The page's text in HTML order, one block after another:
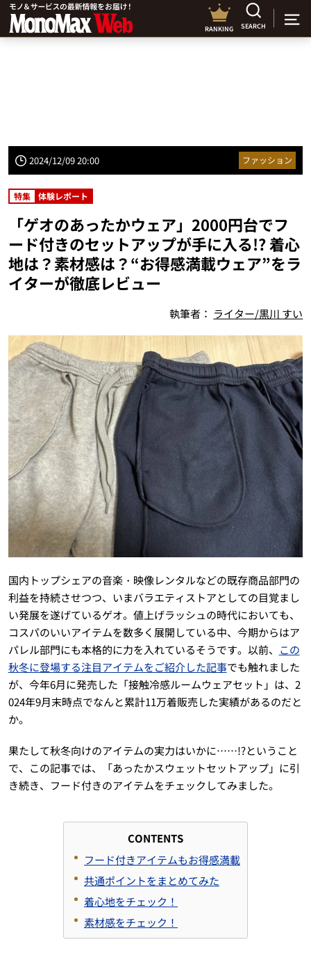
RANKING SEARCH
2024/12/09 20:00 ファッション
特集 体験レポート
「ゲオのあったかウェア」2000円台でフ
ード付きのセットアップが手に入る!? 着心
地は？素材感は？“お得感満載ウェア”をラ
イターが徹底レビュー
執筆者： ライター/黒川 すい
国内トップシェアの音楽・映像レンタルなどの既存商品部門の
利益を持続させつつ、いまバラエティストアとしての目覚まし
い発展を遂げているゲオ。値上げラッシュの時代においても、
コスパのいいアイテムを数多く展開している中、今期からはア
パレル部門にも本格的に力を入れているそうです。以前、
この
秋冬に登場する注目アイテムをご紹介した記事でも触れました
が、今年6月に発売した「接触冷感ルームウェアセット」は、2
024年9月末時点でなんと累計11万着販売した実績があるのだと
か。
果たして秋冬向けのアイテムの実力はいかに……!?ということ
で、この記事では、「あったかスウェットセットアップ」に引
き続き、フード付きのアイテムをチェックしてみました。
CONTENTS
フード付きアイテムもお得感満載
共通ポイントをまとめてみた
着心地をチェック！
素材感をチェック！